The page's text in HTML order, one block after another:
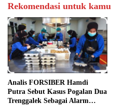
Rekomendasi untuk kamu
Analis FORSIBER Hamdi
Putra Sebut Kasus Pogalan Dua
Trenggalek Sebagai Alarm